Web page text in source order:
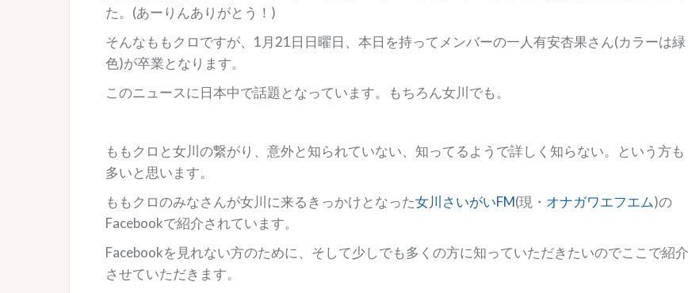
た。(あーりんありがとう！)
そんなももクロですが、1月21日日曜日、本日を持ってメンバーの一人有安杏果さん(カラーは緑
色)が卒業となります。
このニュースに日本中で話題となっています。もちろん女川でも。
ももクロと女川の繋がり、意外と知られていない、知ってるようで詳しく知らない。という方も
多いと思います。
ももクロのみなさんが女川に来るきっかけとなった女川さいがいFM(現・ オナガワエフエム)の
Facebookで紹介されています。
Facebookを見れない方のために、そして少しでも多くの方に知っていただきたいのでここで紹介
させていただきます。